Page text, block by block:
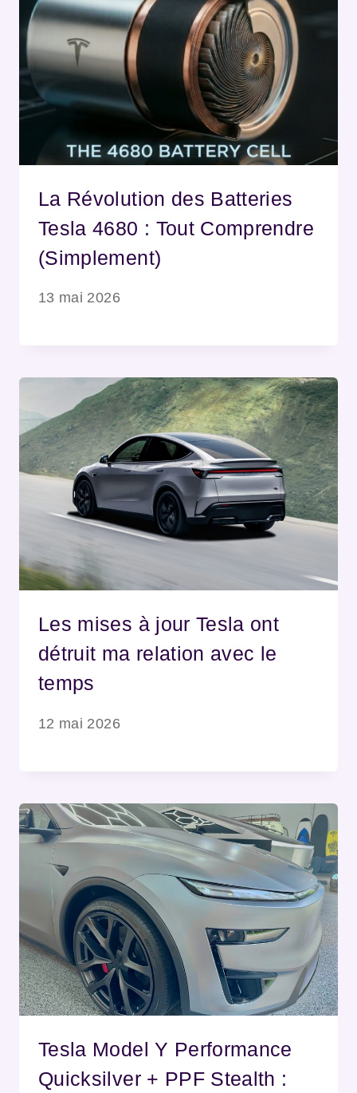
La Révolution des Batteries
Tesla 4680 : Tout Comprendre
(Simplement)
13 mai 2026
Les mises à jour Tesla ont
détruit ma relation avec le
temps
12 mai 2026
Tesla Model Y Performance
Quicksilver + PPF Stealth :